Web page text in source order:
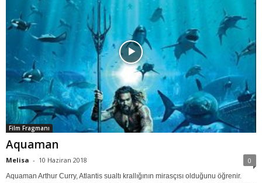
Film Fragmanı
Aquaman
Melisa - 10 Haziran 2018 0
Aquaman Arthur Curry, Atlantis sualtı krallığının mirasçısı olduğunu öğrenir.